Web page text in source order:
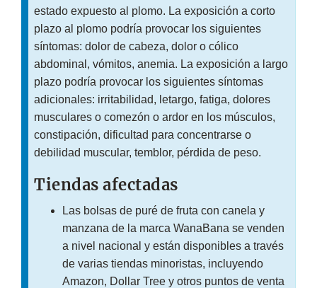
estado expuesto al plomo. La exposición a corto
plazo al plomo podría provocar los siguientes
síntomas: dolor de cabeza, dolor o cólico
abdominal, vómitos, anemia. La exposición a largo
plazo podría provocar los siguientes síntomas
adicionales: irritabilidad, letargo, fatiga, dolores
musculares o comezón o ardor en los músculos,
constipación, dificultad para concentrarse o
debilidad muscular, temblor, pérdida de peso.
Tiendas afectadas
Las bolsas de puré de fruta con canela y
manzana de la marca WanaBana se venden
a nivel nacional y están disponibles a través
de varias tiendas minoristas, incluyendo
Amazon, Dollar Tree y otros puntos de venta